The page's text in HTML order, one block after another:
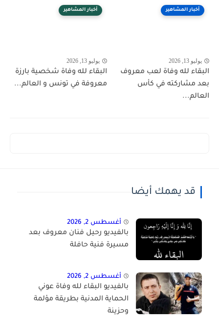
أخبار المشاهير
يوليو 13, 2026
البقاء لله وفاة لعب معروف
بعد مشاركته في كأس
العالم...
أخبار المشاهير
يوليو 13, 2026
البقاء لله وفاة شخصية بارزة
معروفة في تونس و العالم...
قد يهمك أيضا
أغسطس 2, 2026
بالفيديو رحيل فنان معروف بعد
مسيرة فنية حافلة
أغسطس 2, 2026
بالفيديو البقاء لله وفاة عوني
الحماية المدنية بطريقة مؤلمة
وحزينة